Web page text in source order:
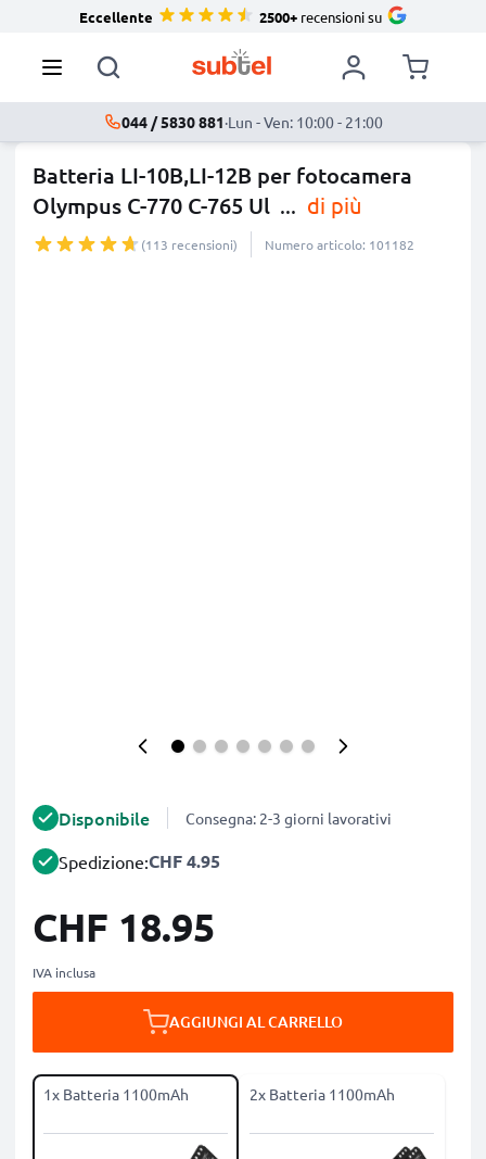
Eccellente 2500+recensioni su
044 / 5830 881·Lun - Ven: 10:00 - 21:00
Batteria LI-10B,LI-12B per fotocamera
Olympus C-770 C-765 Ul ... di più
(113 recensioni) Numero articolo: 101182
Disponibile Consegna: 2-3 giorni lavorativi
Spedizione:CHF 4.95
CHF 18.95
IVA inclusa
AGGIUNGI AL CARRELLO
1x Batteria 1100mAh 2x Batteria 1100mAh